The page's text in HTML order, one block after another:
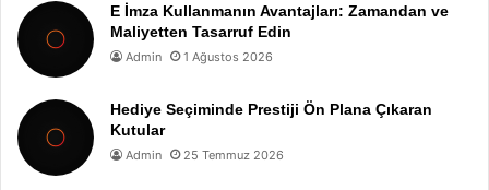
E İmza Kullanmanın Avantajları: Zamandan ve
Maliyetten Tasarruf Edin
Admin 1 Ağustos 2026
Hediye Seçiminde Prestiji Ön Plana Çıkaran
Kutular
Admin 25 Temmuz 2026